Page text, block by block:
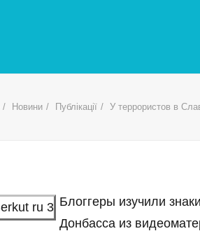
Новини Публікації У террористов в
Блоггеры изучили
Донбасса из